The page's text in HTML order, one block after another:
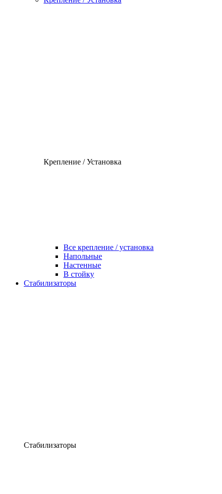
Крепление / Установка
Все крепление / установка
Напольные
Настенные
В стойку
Стабилизаторы
Стабилизаторы